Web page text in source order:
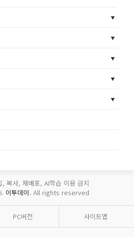
, 복사, 재배포, AI학습 이용 금지
이투데이. All rights reserved
PC버전 사이트맵